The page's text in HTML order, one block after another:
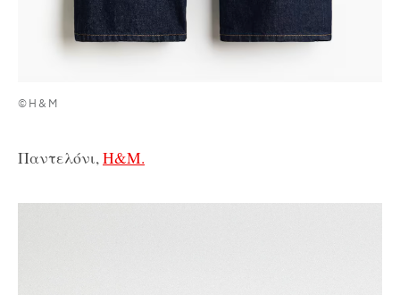
©H&M
Παντελόνι, H&M.